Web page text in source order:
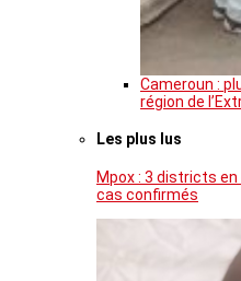
Cameroun :
région de
Les plus lus
Mpox : 3 districts en
cas confirmés